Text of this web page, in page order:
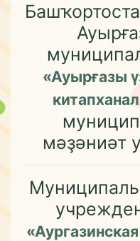
«Ауырғазы
мәҙәниәт